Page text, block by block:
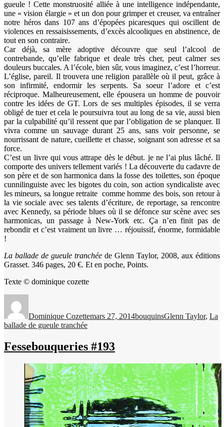
gueule ! Cette monstruosité alliée à une intelligence indépendante,
une « vision élargie » et un don pour grimper et creuser, va entraîner
notre héros dans 107 ans d’épopées picaresques qui oscillent de
violences en ressaisissements, d’excès alcooliques en abstinence, de
tout en son contraire.
Car déjà, sa mère adoptive découvre que seul l’alcool de
contrebande, qu’elle fabrique et deale très cher, peut calmer ses
douleurs buccales. A l’école, bien sûr, vous imaginez, c’est l’horreur.
L’église, pareil. Il trouvera une religion parallèle où il peut, grâce à
son infirmité, endormir les serpents. Sa soeur l’adore et c’est
réciproque. Malheureusement, elle épousera un homme de pouvoir
contre les idées de GT. Lors de ses multiples épisodes, il se verra
obligé de tuer et cela le poursuivra tout au long de sa vie, aussi bien
par la culpabilité qu’il ressent que par l’obligation de se planquer. Il
vivra comme un sauvage durant 25 ans, sans voir personne, se
nourrissant de nature, cueillette et chasse, soignant son adresse et sa
force.
C’est un livre qui vous attrape dès le début. je ne l’ai plus lâché. Il
comporte des univers tellement variés ! La découverte du cadavre de
son père et de son harmonica dans la fosse des toilettes, son époque
cunnilinguiste avec les bigotes du coin, son action syndicaliste avec
les mineurs, sa longue retraite comme homme des bois, son retour à
la vie sociale avec ses talents d’écriture, de reportage, sa rencontre
avec Kennedy, sa période blues où il se défonce sur scène avec ses
harmonicas, un passage à New-York etc. Ça n’en finit pas de
rebondir et c’est vraiment un livre … réjouissif, énorme, formidable
!
La ballade de gueule tranchée de Glenn Taylor, 2008, aux éditions
Grasset. 346 pages, 20 €. Et en poche, Points.
Texte © dominique cozette
Dominique Cozettemars 27, 2014bouquinsGlenn Taylor, La
ballade de gueule tranchée
Fessebouqueries #193